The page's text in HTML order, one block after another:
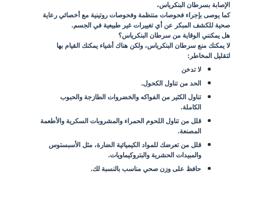
الإصابة بسرطان البنكرياس،
كما يوصى بإجراء فحوصات منتظمة وفحوصات روتينية مع أخصائي رعاية
صحية للكشف المبكر عن أي تغييرات غير طبيعية في الجسم.
هل يمكنني الوقاية من سرطان البنكرياس؟
لا يمكنك منع سرطان البنكرياس، ولكن هناك أشياء يمكنك القيام بها
لتقليل المخاطر:
لا تدخن
الحد من تناول الكحول.
تناول الكثير من الفواكه والخضروات الطازجة والحبوب
الكاملة.
قلل من تناول اللحوم الحمراء والمشروبات السكرية والأطعمة
المصنعة.
قلل من تعرضك للمواد الكيميائية الضارة، مثل الأسبستوس
والمبيدات الحشرية والبتروكيماويات.
حافظ على وزن صحي مناسب بالنسبة لك.